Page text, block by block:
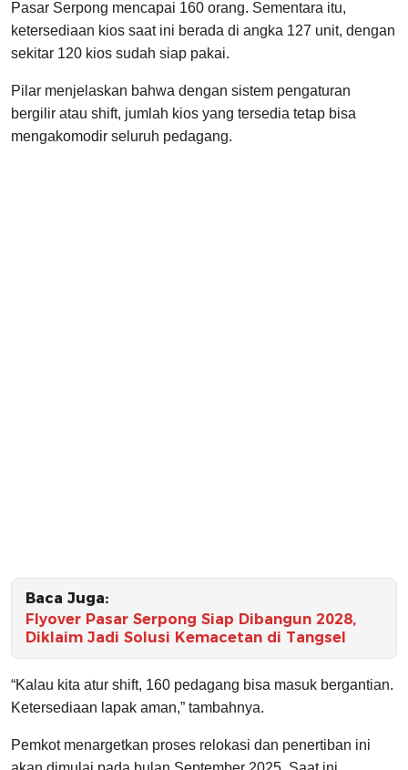
Pasar Serpong mencapai 160 orang. Sementara itu,
ketersediaan kios saat ini berada di angka 127 unit, dengan
sekitar 120 kios sudah siap pakai.
Pilar menjelaskan bahwa dengan sistem pengaturan
bergilir atau shift, jumlah kios yang tersedia tetap bisa
mengakomodir seluruh pedagang.
Baca Juga:
Flyover Pasar Serpong Siap Dibangun 2028,
Diklaim Jadi Solusi Kemacetan di Tangsel
“Kalau kita atur shift, 160 pedagang bisa masuk bergantian.
Ketersediaan lapak aman,” tambahnya.
Pemkot menargetkan proses relokasi dan penertiban ini